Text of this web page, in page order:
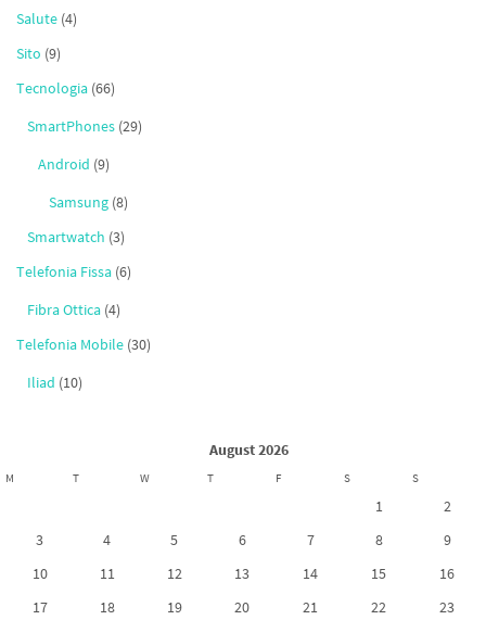
Salute (4)
Sito (9)
Tecnologia (66)
SmartPhones (29)
Android (9)
Samsung (8)
Smartwatch (3)
Telefonia Fissa (6)
Fibra Ottica (4)
Telefonia Mobile (30)
Iliad (10)
August 2026
M T W T F S S
1
2
3
4 5 6 7 8
9
10
11 12 13 14 15
16
17
18 19 20 21 22 23